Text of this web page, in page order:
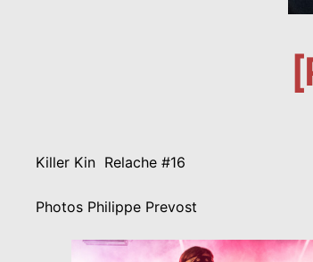
Killer Kin Relache #16
Photos Philippe Prevost